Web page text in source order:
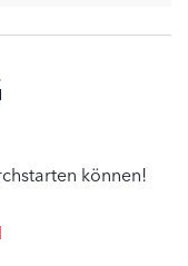
können!